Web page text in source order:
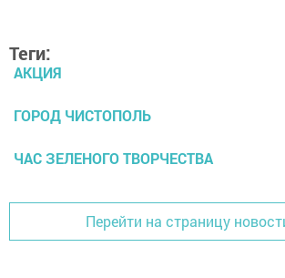
Теги:
АКЦИЯ
ГОРОД ЧИСТОПОЛЬ
ЧАС ЗЕЛЕНОГО ТВОРЧЕСТВА
Перейти на страницу